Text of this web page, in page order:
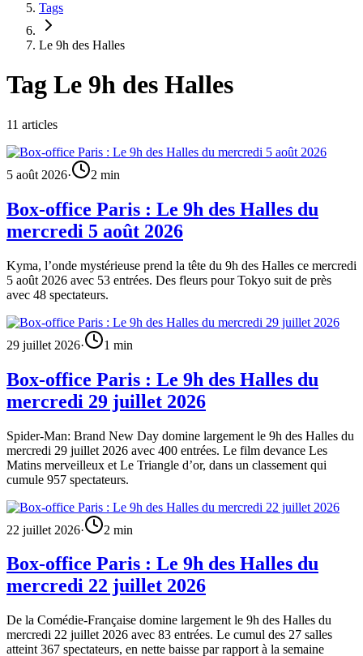
Tags
Le 9h des Halles
Tag Le 9h des Halles
11 articles
5 août 2026· 2 min
Box-office Paris : Le 9h des Halles du
mercredi 5 août 2026
Kyma, l’onde mystérieuse prend la tête du 9h des Halles ce mercredi
5 août 2026 avec 53 entrées. Des fleurs pour Tokyo suit de près
avec 48 spectateurs.
29 juillet 2026· 1 min
Box-office Paris : Le 9h des Halles du
mercredi 29 juillet 2026
Spider-Man: Brand New Day domine largement le 9h des Halles du
mercredi 29 juillet 2026 avec 400 entrées. Le film devance Les
Matins merveilleux et Le Triangle d’or, dans un classement qui
cumule 957 spectateurs.
22 juillet 2026· 2 min
Box-office Paris : Le 9h des Halles du
mercredi 22 juillet 2026
De la Comédie-Française domine largement le 9h des Halles du
mercredi 22 juillet 2026 avec 83 entrées. Le cumul des 27 salles
atteint 367 spectateurs, en nette baisse par rapport à la semaine